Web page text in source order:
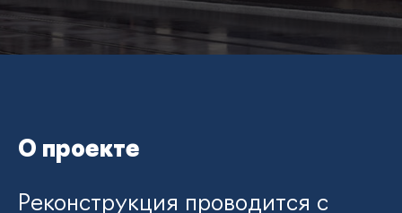
О проекте
Реконструкция проводится с